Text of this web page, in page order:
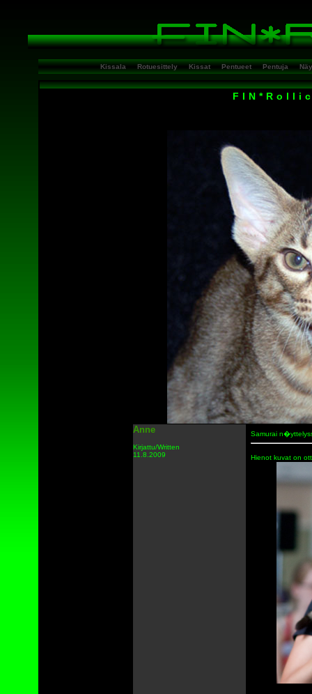
Kissala Rotuesittely Kissat Pentueet Pentuja
Anne
Kirjattu/Written
11.8.2009
Samurai
Hienot kuvat on